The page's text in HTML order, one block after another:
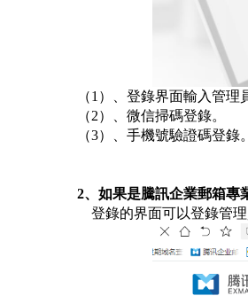
（1）、登錄界面輸入管理
（2）、微信掃碼登錄。
（3）、手機號驗證碼登錄。
2、如果是騰訊企業郵箱專
登錄的界面可以登錄管理